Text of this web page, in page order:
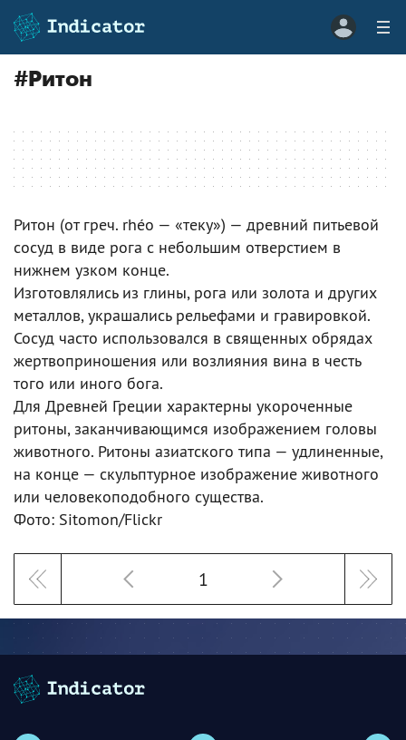
#Ритон
Ритон (от греч. rhéo — «теку») — древний питьевой
сосуд в виде рога с небольшим отверстием в
нижнем узком конце.
Изготовлялись из глины, рога или золота и других
металлов, украшались рельефами и гравировкой.
Сосуд часто использовался в священных обрядах
жертвоприношения или возлияния вина в честь
того или иного бога.
Для Древней Греции характерны укороченные
ритоны, заканчивающимся изображением головы
животного. Ритоны азиатского типа — удлиненные,
на конце — скульптурное изображение животного
или человекоподобного существа.
Фото: Sitomon/Flickr
1